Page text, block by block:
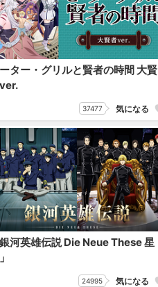
ター・グリルと賢者の時間 大賢
37477 気になる
銀河英雄伝説 Die Neue These 星
24995 気になる